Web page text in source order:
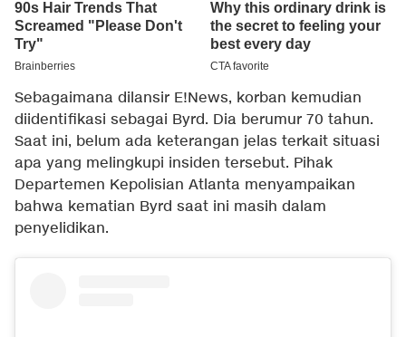
Sebagaimana dilansir E!News, korban kemudian
diidentifikasi sebagai Byrd. Dia berumur 70 tahun.
Saat ini, belum ada keterangan jelas terkait situasi
apa yang melingkupi insiden tersebut. Pihak
Departemen Kepolisian Atlanta menyampaikan
bahwa kematian Byrd saat ini masih dalam
penyelidikan.